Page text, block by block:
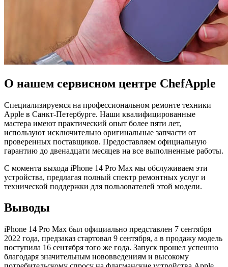
О нашем сервисном центре ChefApple
Специализируемся на профессиональном ремонте техники
Apple в Санкт-Петербурге. Наши квалифицированные
мастера имеют практический опыт более пяти лет,
используют исключительно оригинальные запчасти от
проверенных поставщиков. Предоставляем официальную
гарантию до двенадцати месяцев на все выполненные работы.
С момента выхода iPhone 14 Pro Max мы обслуживаем эти
устройства, предлагая полный спектр ремонтных услуг и
технической поддержки для пользователей этой модели.
Выводы
iPhone 14 Pro Max был официально представлен 7 сентября
2022 года, предзаказ стартовал 9 сентября, а в продажу модель
поступила 16 сентября того же года. Запуск прошел успешно
благодаря значительным нововведениям и высокому